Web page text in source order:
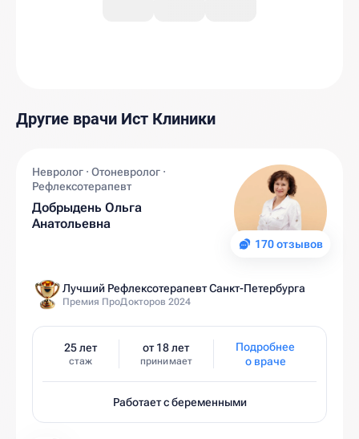
Другие врачи Ист Клиники
170 отзывов
Невролог · Отоневролог ·
Рефлексотерапевт
Добрыдень Ольга
Анатольевна
Лучший Рефлексотерапевт Санкт-Петербурга
Премия ПроДокторов 2024
25 лет
стаж
от 18 лет
принимает
Подробнее
о враче
Работает с беременными